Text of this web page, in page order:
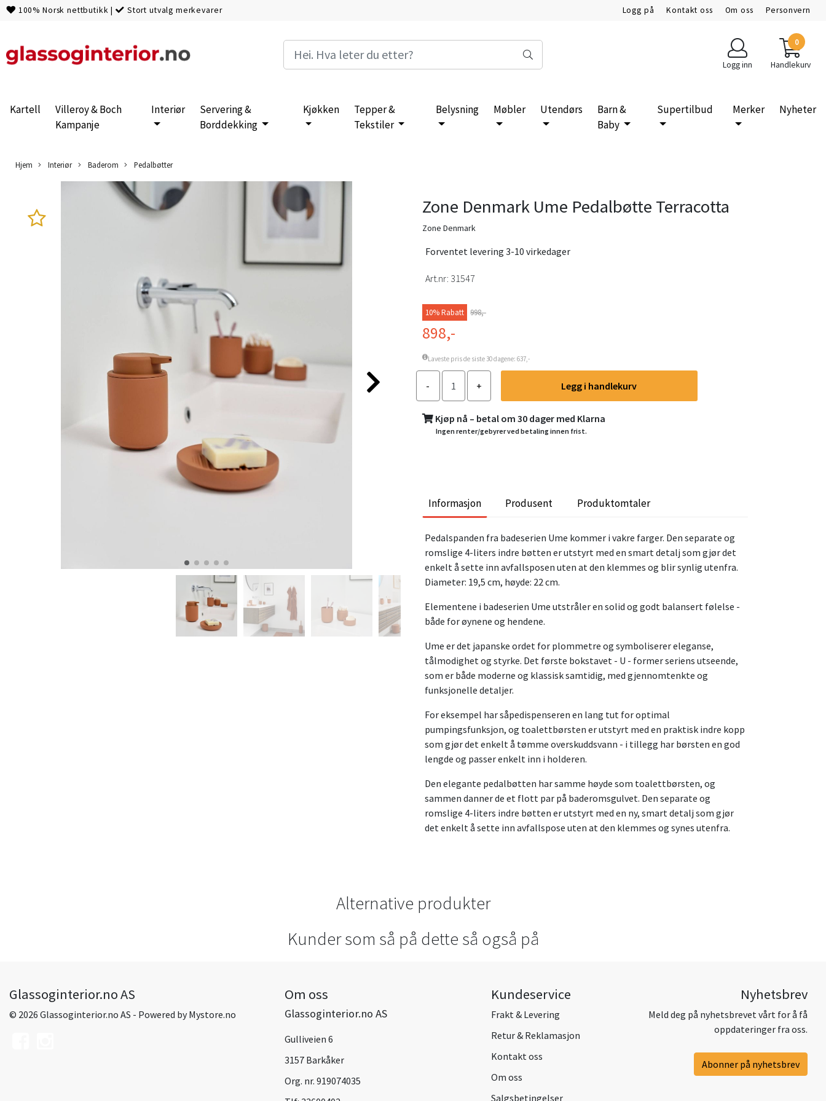
100% Norsk nettbutikk | Stort utvalg merkevarer Logg på Kontakt oss Om oss Personvern
Logg inn
0
Handlekurv
Kartell
Villeroy & Boch
Kampanje
Interiør
Servering &
Borddekking
Kjøkken
Tepper &
Tekstiler
Belysning Møbler Utendørs
Barn &
Baby
Supertilbud Merker Nyheter
Hjem Interiør Baderom Pedalbøtter
Zone Denmark Ume Pedalbøtte Terracotta
Zone Denmark
Forventet levering 3-10 virkedager
Art.nr: 31547
10% Rabatt 998,-
898,-
Laveste pris de siste 30 dagene: 637,-
Legg i handlekurv
Kjøp nå – betal om 30 dager med Klarna
Ingen renter/gebyrer ved betaling innen frist.
Informasjon Produsent Produktomtaler
Pedalspanden fra badeserien Ume kommer i vakre farger. Den separate og
romslige 4-liters indre bøtten er utstyrt med en smart detalj som gjør det
enkelt å sette inn avfallsposen uten at den klemmes og blir synlig utenfra.
Diameter: 19,5 cm, høyde: 22 cm.
Elementene i badeserien Ume utstråler en solid og godt balansert følelse -
både for øynene og hendene.
Ume er det japanske ordet for plommetre og symboliserer eleganse,
tålmodighet og styrke. Det første bokstavet - U - former seriens utseende,
som er både moderne og klassisk samtidig, med gjennomtenkte og
funksjonelle detaljer.
For eksempel har såpedispenseren en lang tut for optimal
pumpingsfunksjon, og toalettbørsten er utstyrt med en praktisk indre kopp
som gjør det enkelt å tømme overskuddsvann - i tillegg har børsten en god
lengde og passer enkelt inn i holderen.
Den elegante pedalbøtten har samme høyde som toalettbørsten, og
sammen danner de et flott par på baderomsgulvet. Den separate og
romslige 4-liters indre bøtten er utstyrt med en ny, smart detalj som gjør
det enkelt å sette inn avfallspose uten at den klemmes og synes utenfra.
Alternative produkter
Kunder som så på dette så også på
Glassoginterior.no AS
© 2026 Glassoginterior.no AS - Powered byMystore.no
Om oss
Glassoginterior.no AS
Gulliveien 6
3157 Barkåker
Org. nr. 919074035
Kundeservice
Frakt & Levering
Retur & Reklamasjon
Kontakt oss
Om oss
Salgsbetingelser
Nyhetsbrev
Meld deg på nyhetsbrevet vårt for å få
oppdateringer fra oss.
Abonner på nyhetsbrev